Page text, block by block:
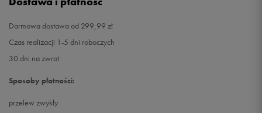
Darmowa dostawa od 299,99 zł
Czas realizacji 1-5 dni roboczych
30 dni na zwrot
Sposoby płatności:
przelew zwykły